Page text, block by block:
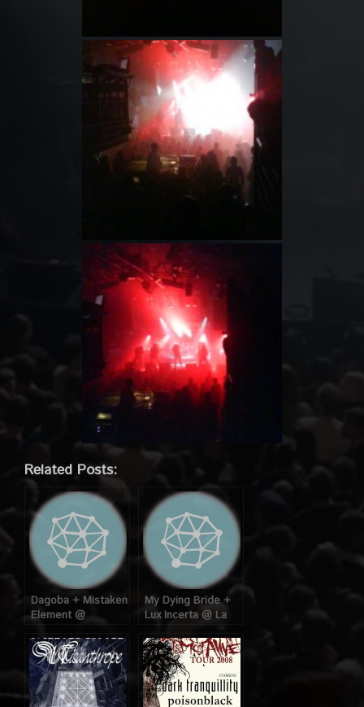
Related Posts:
Dagoba + Mistaken
Element @
le 12 Septembre
2008
My Dying Bride +
Lux Incerta @ La
Loco (Paris) le 22
Avril 2007